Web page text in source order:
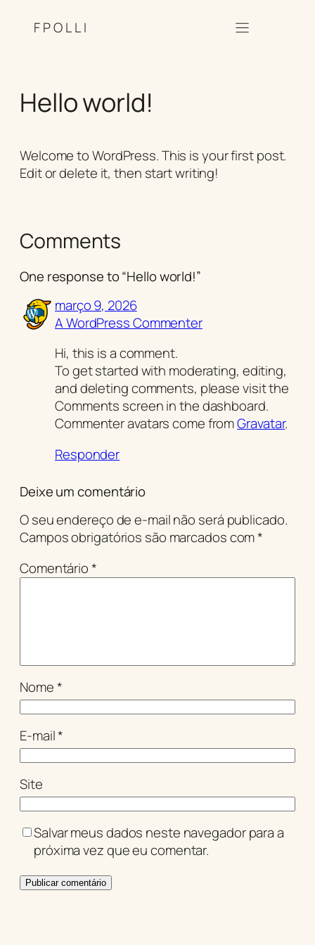
FPOLLI
Hello world!
Welcome to WordPress. This is your first post.
Edit or delete it, then start writing!
Comments
One response to “Hello world!”
março 9, 2026
A WordPress Commenter
Hi, this is a comment.
To get started with moderating, editing,
and deleting comments, please visit the
Comments screen in the dashboard.
Commenter avatars come fromGravatar.
Responder
Deixe um comentário
O seu endereço de e-mail não será publicado.
Campos obrigatórios são marcados com*
Comentário*
Nome*
E-mail*
Site
Salvar meus dados neste navegador para a
próxima vez que eu comentar.